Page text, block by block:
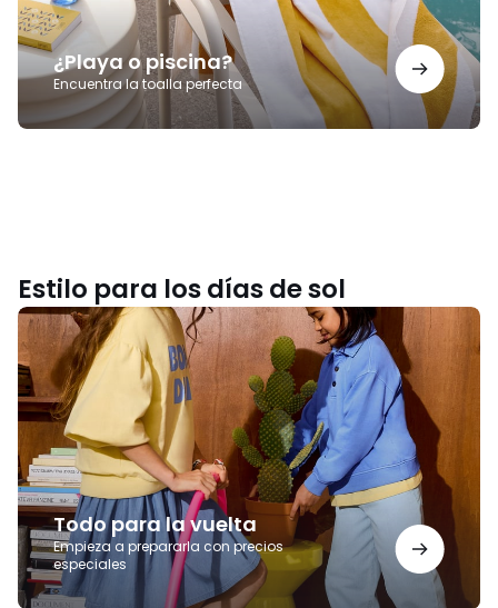
¿Playa o piscina?
Encuentra la toalla perfecta
Estilo para los días de sol
Todo para la vuelta
Empieza a prepararla con precios
especiales
Todo
para
la
vuelta